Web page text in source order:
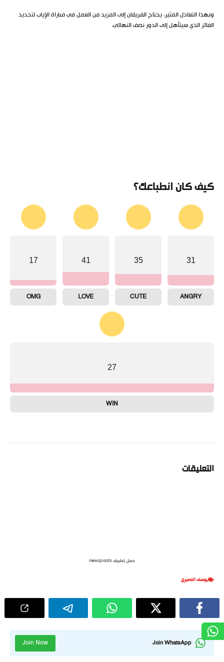
وبهذا التعادل المثير، يحتاج الفريقان إلى المزيد من العمل في مباراة الإياب لتحديد
الفائز الذي سيتأهل إلى الدور نصف النهائي.
كيف كان انطباعك؟
31
ANGRY
35
CUTE
41
LOVE
17
OMG
27
WIN
التعليقات
حمل تطبيق newspoots
يوسف النصيري
Join WhatsApp
Join Now